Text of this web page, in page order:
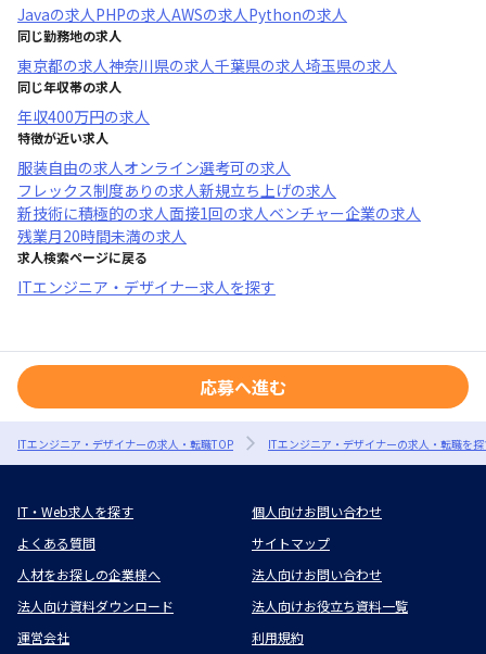
Javaの求人PHPの求人AWSの求人Pythonの求人
同じ勤務地の求人
東京都の求人神奈川県の求人千葉県の求人埼玉県の求人
同じ年収帯の求人
年収400万円の求人
特徴が近い求人
服装自由の求人オンライン選考可の求人
フレックス制度あり の求人新規立ち上げの求人
新技術に積極的の求人面接1回の求人ベンチャー企業の求人
残業月20時間未満の求人
求人検索ページに戻る
ITエンジニア・デザイナー求人を探す
応募へ進む
ITエンジニア・デザイナーの求人・転職TOP ITエンジニア・デザイナーの求人・転職を
IT・Web求人を探す
個人向けお問い合わせ
よくある質問
サイトマップ
人材をお探しの企業様へ
法人向けお問い合わせ
法人向け資料ダウンロード
法人向けお役立ち資料一覧
運営会社
利用規約